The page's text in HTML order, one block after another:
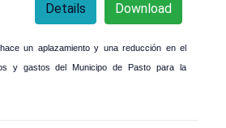
Download
Details
un aplazamiento y una reducción en el
y gastos del Municipo de Pasto para la